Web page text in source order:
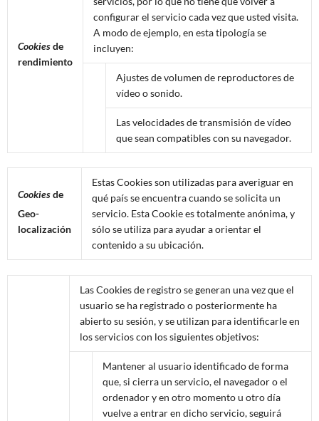
Cookiesde
rendimiento
configurar el servicio cada vez que usted visita.
A modo de ejemplo, en esta tipología se
incluyen:
Ajustes de volumen de reproductores de
vídeo o sonido.
Las velocidades de transmisión de vídeo
que sean compatibles con su navegador.
Cookiesde
Geo-
localización
Estas Cookies son utilizadas para averiguar en
qué país se encuentra cuando se solicita un
servicio. Esta Cookie es totalmente anónima, y
sólo se utiliza para ayudar a orientar el
contenido a su ubicación.
Las Cookies de registro se generan una vez que el
usuario se ha registrado o posteriormente ha
abierto su sesión, y se utilizan para identificarle en
los servicios con los siguientes objetivos:
Mantener al usuario identificado de forma
que, si cierra un servicio, el navegador o el
ordenador y en otro momento u otro día
vuelve a entrar en dicho servicio, seguirá